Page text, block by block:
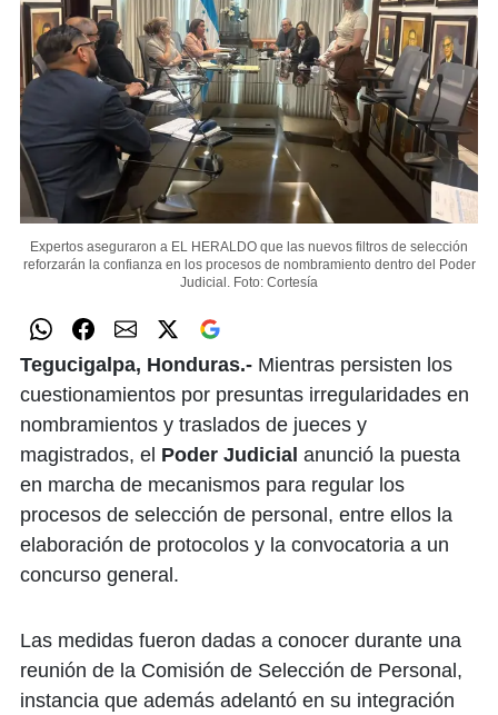
Expertos aseguraron a EL HERALDO que las nuevos filtros de selección
reforzarán la confianza en los procesos de nombramiento dentro del Poder
Judicial. Foto: Cortesía
Tegucigalpa, Honduras.- Mientras persisten los
cuestionamientos por presuntas irregularidades en
nombramientos y traslados de jueces y
magistrados, el Poder Judicial anunció la puesta
en marcha de mecanismos para regular los
procesos de selección de personal, entre ellos la
elaboración de protocolos y la convocatoria a un
concurso general.
Las medidas fueron dadas a conocer durante una
reunión de la Comisión de Selección de Personal,
instancia que además adelantó en su integración